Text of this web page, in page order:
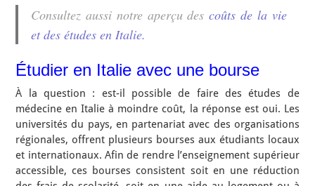
Consultez aussi notre aperçu descoûts de la vie
et des études en Italie.
Étudier en Italie avec une bourse
À la question : est-il possible de faire des études de
médecine en Italie à moindre coût, la réponse est oui. Les
universités du pays, en partenariat avec des organisations
régionales, offrent plusieurs bourses aux étudiants locaux
et internationaux. Afin de rendre l’enseignement supérieur
accessible, ces bourses consistent soit en une réduction